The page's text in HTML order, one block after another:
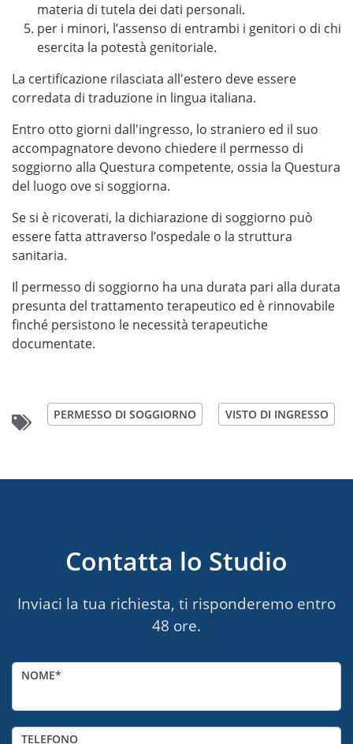
materia di tutela dei dati personali.
per i minori, l’assenso di entrambi i genitori o di chi
esercita la potestà genitoriale.
La certificazione rilasciata all'estero deve essere
corredata di traduzione in lingua italiana.
Entro otto giorni dall'ingresso, lo straniero ed il suo
accompagnatore devono chiedere il permesso di
soggiorno alla Questura competente, ossia la Questura
del luogo ove si soggiorna.
Se si è ricoverati, la dichiarazione di soggiorno può
essere fatta attraverso l’ospedale o la struttura
sanitaria.
Il permesso di soggiorno ha una durata pari alla durata
presunta del trattamento terapeutico ed è rinnovabile
finché persistono le necessità terapeutiche
documentate.
PERMESSO DI SOGGIORNO VISTO DI INGRESSO
Contatta lo Studio
Inviaci la tua richiesta, ti risponderemo entro
48 ore.
NOME
TELEFONO